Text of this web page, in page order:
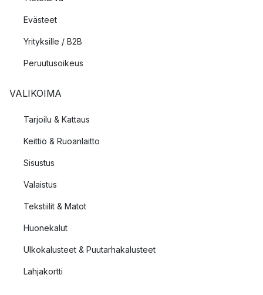
Evästeet
Yrityksille / B2B
Peruutusoikeus
VALIKOIMA
Tarjoilu & Kattaus
Keittiö & Ruoanlaitto
Sisustus
Valaistus
Tekstiilit & Matot
Huonekalut
Ulkokalusteet & Puutarhakalusteet
Lahjakortti